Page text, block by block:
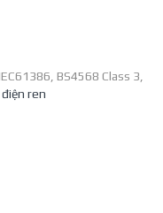
BS4568 Class 3,
ren